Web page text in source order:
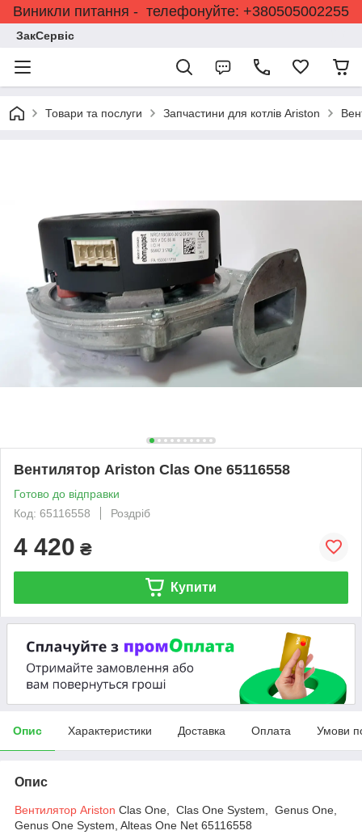
Виникли питання - телефонуйте: +380505002255
ЗакСервіс
Товари та послуги Запчастини для котлів Ariston
Вентилятор Ariston Clas One 65116558
Готово до відправки
Код: 65116558
Роздріб
4 420 ₴
Купити
Опис Характеристики Доставка Оплата Умови
Опис
Вентилятор Ariston Clas One, Clas One System, Genus One,
Genus One System, Alteas One Net 65116558